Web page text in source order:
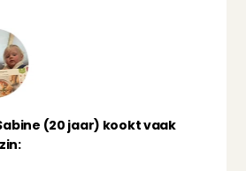
(20 jaar) kookt vaak